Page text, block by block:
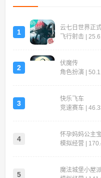
1
云七日世界正
飞行射击 |
2
伏魔传
角色扮演 |
3
快乐飞车
竞速赛车 |
4
怀孕妈妈公主
模拟经营 |
5
魔法城堡小屋